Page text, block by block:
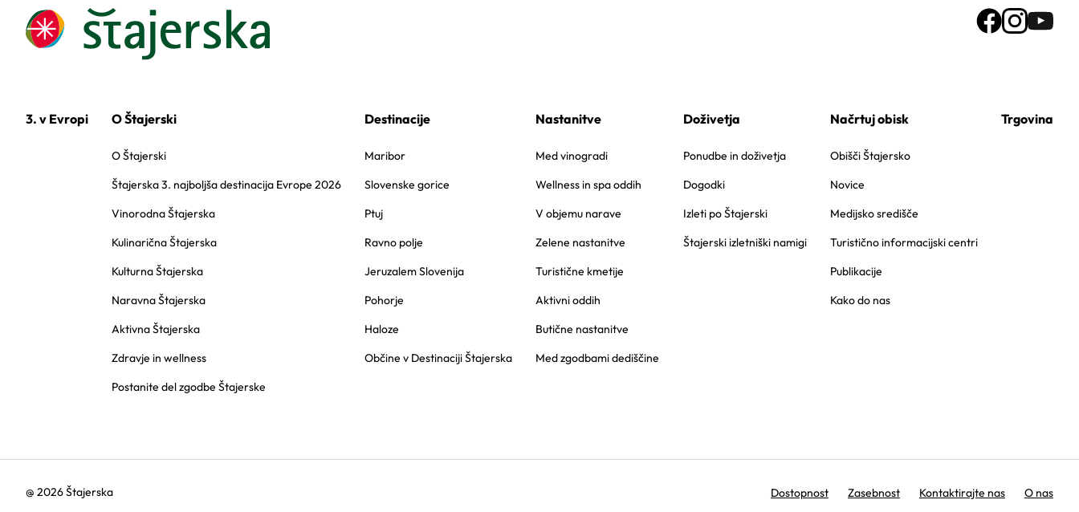
3. v Evropi O Štajerski
O Štajerski
Štajerska 3. najboljša destinacija Evrope 2026
Vinorodna Štajerska
Kulinarična Štajerska
Kulturna Štajerska
Naravna Štajerska
Aktivna Štajerska
Zdravje in wellness
Postanite del zgodbe Štajerske
Destinacije
Maribor
Slovenske gorice
Ptuj
Ravno polje
Jeruzalem Slovenija
Pohorje
Haloze
Občine v Destinaciji Štajerska
Nastanitve
Med vinogradi
Wellness in spa oddih
V objemu narave
Zelene nastanitve
Turistične kmetije
Aktivni oddih
Butične nastanitve
Med zgodbami dediščine
Doživetja
Ponudbe in doživetja
Dogodki
Izleti po Štajerski
Štajerski izletniški namigi
Načrtuj obisk
Obišči Štajersko
Novice
Medijsko središče
Turistično informacijski centri
Publikacije
Kako do nas
Trgovina
@ 2026 Štajerska Dostopnost Zasebnost Kontaktirajte nas O nas